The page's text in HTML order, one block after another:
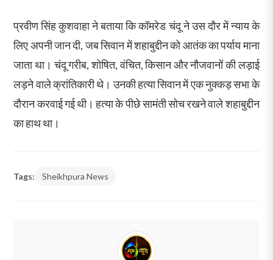
प्रवीण सिंह कुशवाहा ने बताया कि कॉमरेड चंदू ने उस दौर में न्याय के
लिए अपनी जान दी, जब सिवान में शहाबुद्दीन को आतंक का पर्याय माना
जाता था। चंदू गरीब, शोषित, वंचित, किसान और नौजवानों की लड़ाई
लड़ने वाले क्रांतिकारी थे। उनकी हत्या सिवान में एक नुक्कड़ सभा के
दौरान करवाई गई थी। हत्या के पीछे सामंती सोच रखने वाले शहाबुद्दीन
का हाथ था।
Tags: Sheikhpura News